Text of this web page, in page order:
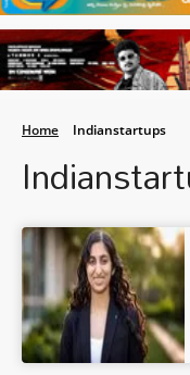
Home Indianstartups